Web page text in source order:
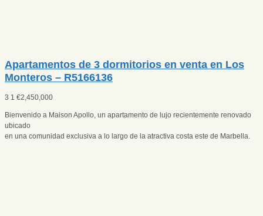
Apartamentos de 3 dormitorios en venta en Los
Monteros – R5166136
3 1 €2,450,000
Bienvenido a Maison Apollo, un apartamento de lujo recientemente renovado
ubicado
en una comunidad exclusiva a lo largo de la atractiva costa este de Marbella.